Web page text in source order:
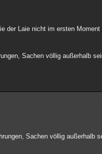
der Laie nicht im ersten Moment
Sachen völlig außerhalb
Sachen völlig außerhalb